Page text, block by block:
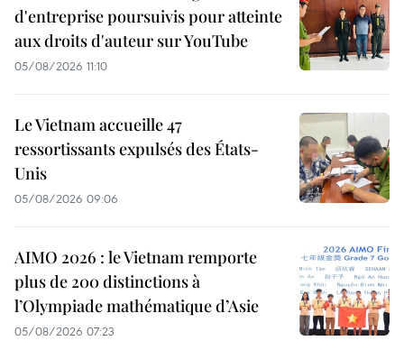
d'entreprise poursuivis pour atteinte
aux droits d'auteur sur YouTube
05/08/2026 11:10
Le Vietnam accueille 47
ressortissants expulsés des États-
Unis
05/08/2026 09:06
AIMO 2026 : le Vietnam remporte
plus de 200 distinctions à
l’Olympiade mathématique d’Asie
05/08/2026 07:23